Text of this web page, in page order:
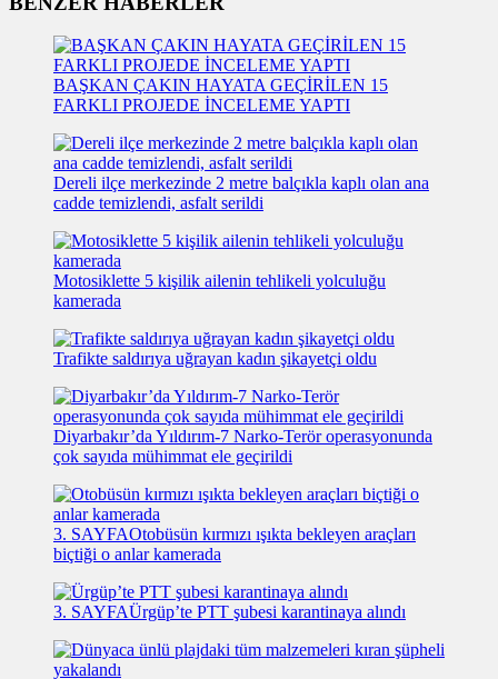
BAŞKAN ÇAKIN HAYATA GEÇİRİLEN 15
FARKLI PROJEDE İNCELEME YAPTI
Dereli ilçe merkezinde 2 metre balçıkla kaplı olan ana
cadde temizlendi, asfalt serildi
Motosiklette 5 kişilik ailenin tehlikeli yolculuğu
kamerada
Trafikte saldırıya uğrayan kadın şikayetçi oldu
Diyarbakır’da Yıldırım-7 Narko-Terör operasyonunda
çok sayıda mühimmat ele geçirildi
3. SAYFAOtobüsün kırmızı ışıkta bekleyen araçları
biçtiği o anlar kamerada
3. SAYFAÜrgüp’te PTT şubesi karantinaya alındı